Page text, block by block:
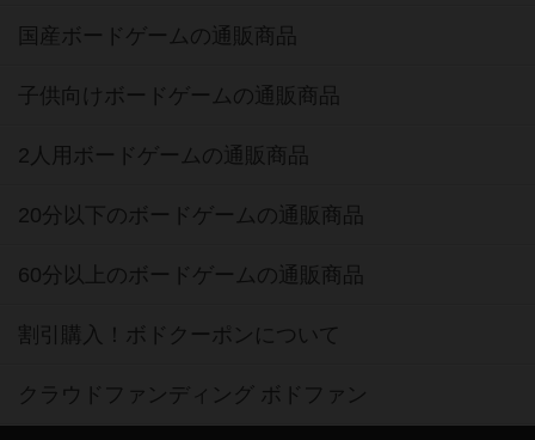
国産ボードゲームの通販商品
子供向けボードゲームの通販商品
2人用ボードゲームの通販商品
20分以下のボードゲームの通販商品
60分以上のボードゲームの通販商品
割引購入！ボドクーポンについて
クラウドファンディング ボドファン